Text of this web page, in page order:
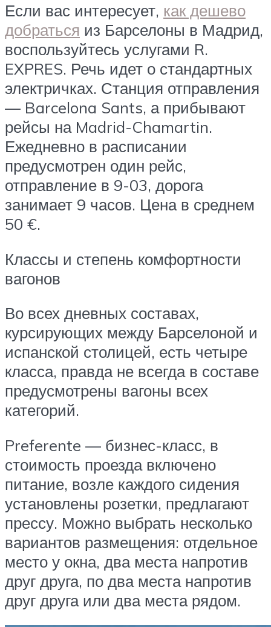
Если вас интересует, как дешево
добраться из Барселоны в Мадрид,
воспользуйтесь услугами R.
EXPRES. Речь идет о стандартных
электричках. Станция отправления
— Barcelona Sants, а прибывают
рейсы на Madrid-Chamartin.
Ежедневно в расписании
предусмотрен один рейс,
отправление в 9-03, дорога
занимает 9 часов. Цена в среднем
50 €.
Классы и степень комфортности
вагонов
Во всех дневных составах,
курсирующих между Барселоной и
испанской столицей, есть четыре
класса, правда не всегда в составе
предусмотрены вагоны всех
категорий.
Preferente — бизнес-класс, в
стоимость проезда включено
питание, возле каждого сидения
установлены розетки, предлагают
прессу. Можно выбрать несколько
вариантов размещения: отдельное
место у окна, два места напротив
друг друга, по два места напротив
друг друга или два места рядом.